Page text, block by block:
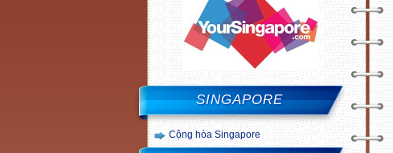
SINGAPORE
Cộng hòa Singapore